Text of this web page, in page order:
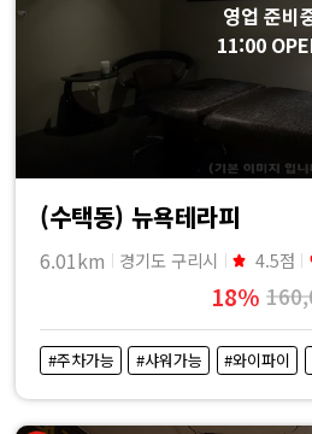
영업 준비
11:00
(수택동) 뉴욕테라피
6.01km 경기도 구리시 4.5점
18%
#주차가능 #샤워가능 #와이파이